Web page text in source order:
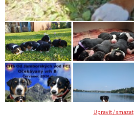
Upravit / smazat